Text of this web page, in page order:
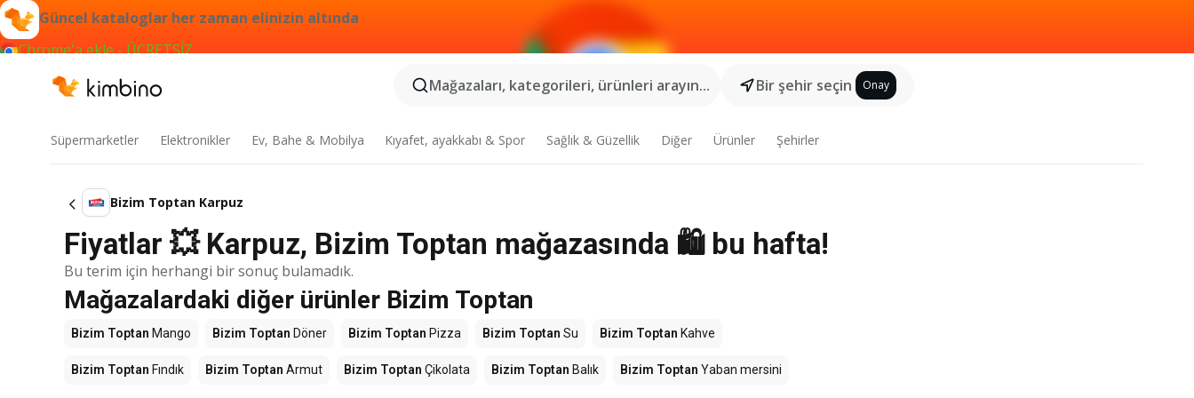
Güncel kataloglar her zaman elinizin altında
Chrome'a ekle - ÜCRETSİZ
Mağazaları, kategorileri, ürünleri arayın...
Bir şehir seçin Onay
Süpermarketler Elektronikler Ev, Bahe & Mobilya Kıyafet, ayakkabı & Spor Sağlık & Güzellik Diğer Ürünler Şehirler
Bizim Toptan Karpuz
Fiyatlar 💥 Karpuz, Bizim Toptan mağazasında 🛍️ bu hafta!
Bu terim için herhangi bir sonuç bulamadık.
Mağazalardaki diğer ürünler Bizim Toptan
Bizim Toptan Mango Bizim Toptan Döner Bizim Toptan Pizza Bizim Toptan Su Bizim Toptan Kahve
Bizim Toptan Fındık Bizim Toptan Armut Bizim Toptan Çikolata Bizim Toptan Balık Bizim Toptan Yaban mersini